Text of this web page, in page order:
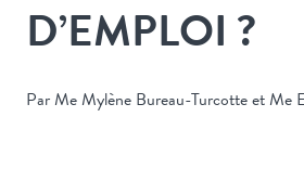
D’EMPLOI ?
Par Me Mylène Bureau-Turcotte et Me